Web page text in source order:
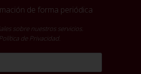
de forma periódica
sobre nuestros servicios.
de Privacidad.